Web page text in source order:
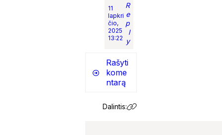
11
lapkri
čio,
2025
13:22
R
e
p
l
y
Rašyti
kome
ntarą
Dalintis: